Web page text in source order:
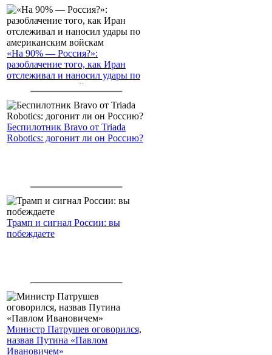
«На 90% — Россия?»:
разоблачение того, как Иран
отслеживал и наносил удары по
американским войскам
Беспилотник Bravo от Triada
Robotics: догонит ли он Россию?
Трамп и сигнал России: вы
побеждаете
Министр Патрушев оговорился,
назвав Путина «Павлом
Ивановичем»